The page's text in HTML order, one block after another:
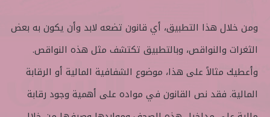
ومن خلال هذا التطبيق، أي قانون تضعه لابد وأن يكون به بعض
الثغرات والنواقص، وبالتطبيق تكتشف مثل هذه النواقص.
وأعطيك مثالاً على هذا، موضوع الشفافية المالية أو الرقابة
المالية. فقد نص القانون في مواده على أهمية وجود رقابة